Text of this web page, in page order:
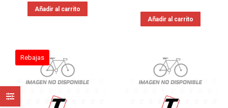
Añadir al carrito
Añadir al carrito
Rebajas